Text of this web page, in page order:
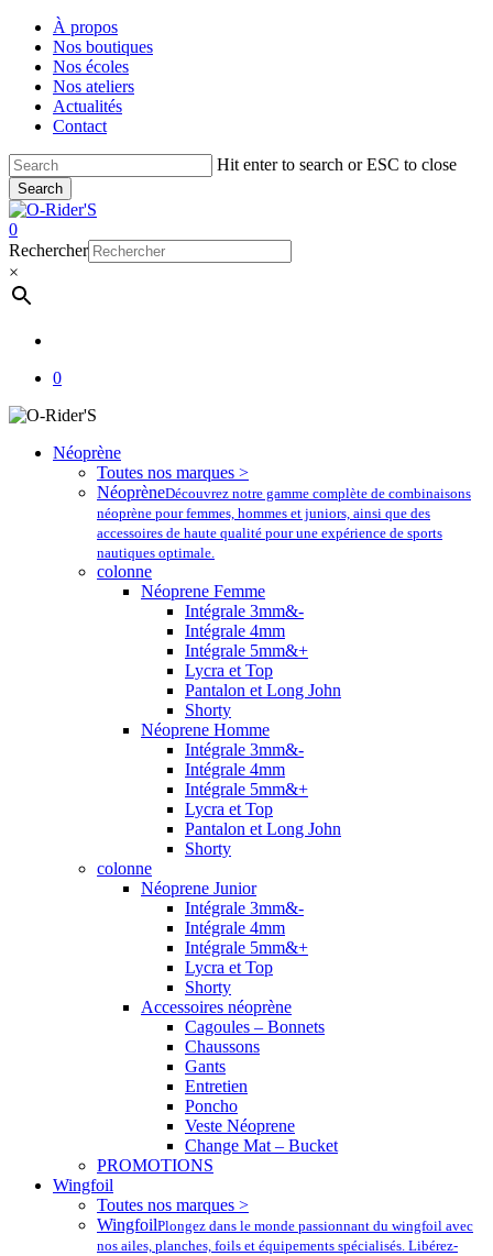
Skip
main
content
À propos
Nos boutiques
Nos écoles
Nos ateliers
Actualités
Contact
Hit enter to search or ESC to close
Search
Close
Search
account
0
Menu
Rechercher
×
0
Néoprène
Toutes nos marques >
NéoprèneDécouvrez notre gamme complète de combinaisons
néoprène pour femmes, hommes et juniors, ainsi que des
accessoires de haute qualité pour une expérience de sports
nautiques optimale.
colonne
Néoprene Femme
Intégrale 3mm&-
Intégrale 4mm
Intégrale 5mm&+
Lycra et Top
Pantalon et Long John
Shorty
Néoprene Homme
Intégrale 3mm&-
Intégrale 4mm
Intégrale 5mm&+
Lycra et Top
Pantalon et Long John
Shorty
colonne
Néoprene Junior
Intégrale 3mm&-
Intégrale 4mm
Intégrale 5mm&+
Lycra et Top
Shorty
Accessoires néoprène
Cagoules – Bonnets
Chaussons
Gants
Entretien
Poncho
Veste Néoprene
Change Mat – Bucket
PROMOTIONS
Wingfoil
Toutes nos marques >
WingfoilPlongez dans le monde passionnant du wingfoil avec
nos ailes, planches, foils et équipements spécialisés. Libérez-